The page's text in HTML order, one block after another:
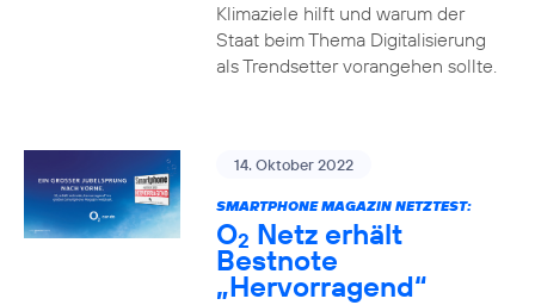
Klimaziele hilft und warum der
Staat beim Thema Digitalisierung
als Trendsetter vorangehen sollte.
14. Oktober 2022
SMARTPHONE MAGAZIN NETZTEST:
O2 Netz erhält
Bestnote
„Hervorragend“